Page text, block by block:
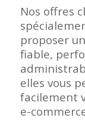
Nos offres
proposer
fiable,
elles vous
facilement
e-